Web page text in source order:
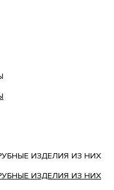
ИЗДЕЛИЯ ИЗ НИХ
ИЗДЕЛИЯ ИЗ НИХ